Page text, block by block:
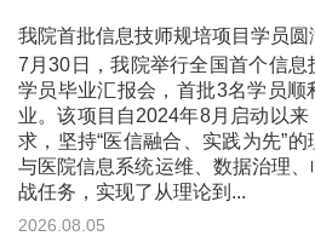
我院首批信息技师规培项目学员圆
7月30日，我院举行全国首个信
学员毕业汇报会，首批3名学员顺
业。该项目自2024年8月启动以
求，坚持“医信融合、实践为先”
与医院信息系统运维、数据治理
战任务，实现了从理论到...
2026.08.05